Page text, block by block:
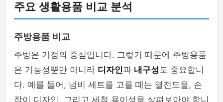
주요 생활용품 비교 분석
주방용품 비교
주방은 가정의 중심입니다. 그렇기 때문에 주방용품
은 기능성뿐만 아니라 디자인과 내구성도 중요합니
다. 예를 들어, 냄비 세트를 고를 때는 열전도율, 손
잡이 디자인, 그리고 세척 용이성을 살펴보아야 합니